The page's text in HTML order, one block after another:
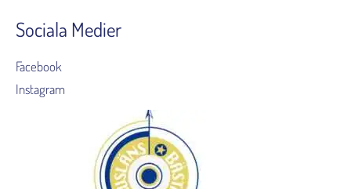
Sociala Medier
Facebook
Instagram